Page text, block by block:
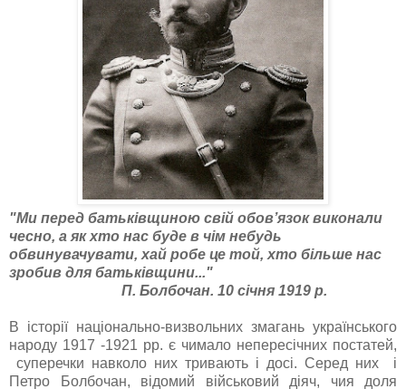
"Ми перед батьківщиною свій обов’я­зок виконали
чесно, а як хто нас буде в чім небудь
обвинувачувати, хай робе це той, хто більше нас
зробив для батьківщини..."
П. Болбочан. 10 січня 1919 р.
В історії національно-визвольних змагань українського
народу 1917 -1921 рр. є чимало непересічних постатей,
суперечки навколо них тривають і досі. Серед них і
Петро Болбочан, відомий військовий діяч, чия доля